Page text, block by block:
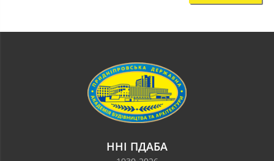
ННІ ПДАБА